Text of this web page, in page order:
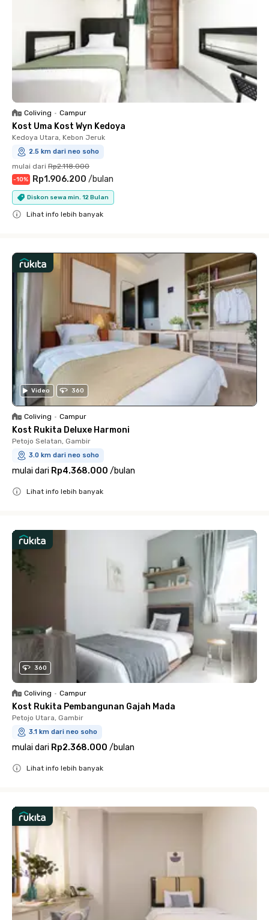
Coliving • Campur
Kost Uma Kost Wyn Kedoya
Kedoya Utara, Kebon Jeruk
2.5 km dari neo soho
mulai dari Rp2.118.000
-10% Rp1.906.200 /bulan
Diskon sewa min. 12 Bulan
Lihat info lebih banyak
Video 360
Coliving • Campur
Kost Rukita Deluxe Harmoni
Petojo Selatan, Gambir
3.0 km dari neo soho
mulai dari Rp4.368.000 /bulan
Lihat info lebih banyak
360
Coliving • Campur
Kost Rukita Pembangunan Gajah Mada
Petojo Utara, Gambir
3.1 km dari neo soho
mulai dari Rp2.368.000 /bulan
Lihat info lebih banyak